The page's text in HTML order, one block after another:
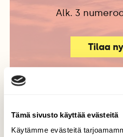
Tämä sivusto käyttää evästeitä
Käytämme evästeitä
Alk. 3
Tilaa
Lisää aiheesta